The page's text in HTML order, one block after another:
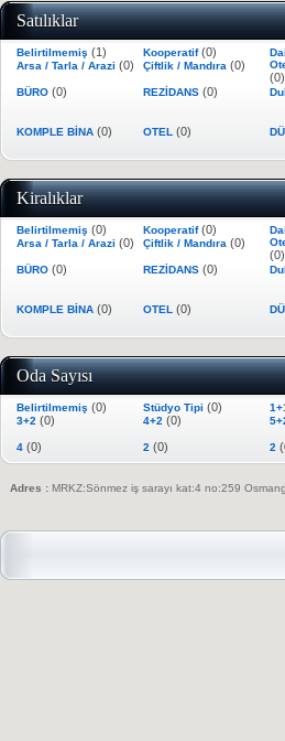
Satılıklar
Belirtilmemiş (1) Kooperatif(0)
Arsa / Tarla / Arazi (0) Çiftlik / Mandıra (0)
(0)
BÜRO (0) REZİDANS (0)
KOMPLE BİNA (0) OTEL (0)
Kiralıklar
Belirtilmemiş (0) Kooperatif(0)
Arsa / Tarla / Arazi (0) Çiftlik / Mandıra (0)
(0)
BÜRO (0) REZİDANS (0)
KOMPLE BİNA (0) OTEL (0)
Oda Sayısı
Belirtilmemiş (0) Stüdyo Tipi (0)
3+2 (0) 4+2 (0)
4 (0) 2 (0) 2
Adres : MRKZ:Sönmez iş sarayı kat:4 no:259